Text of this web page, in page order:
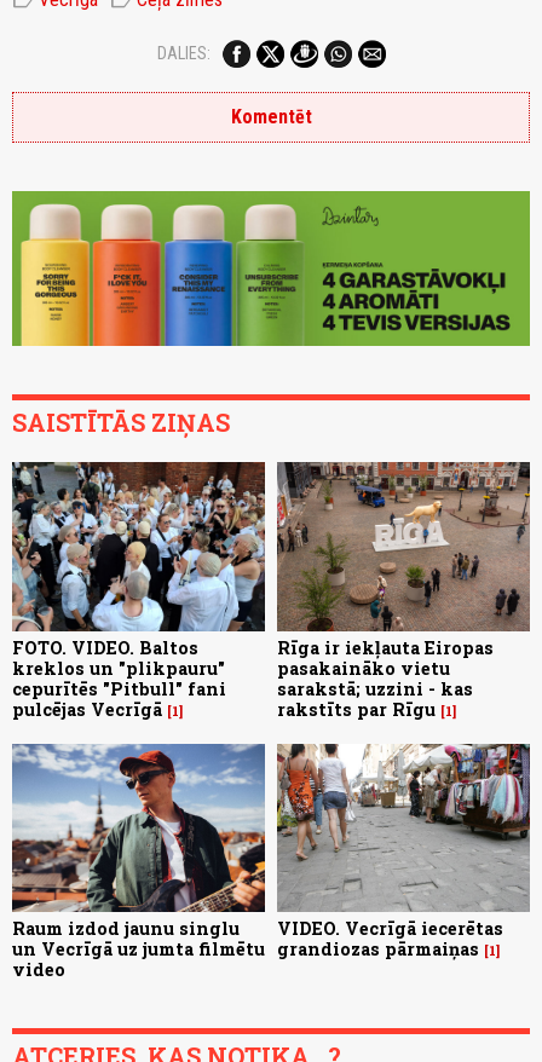
DALIES:
Komentēt
SAISTĪTĀS ZIŅAS
FOTO. VIDEO. Baltos
kreklos un "plikpauru"
cepurītēs "Pitbull" fani
pulcējas Vecrīgā 1
Rīga ir iekļauta Eiropas
pasakaināko vietu
sarakstā; uzzini - kas
rakstīts par Rīgu 1
Raum izdod jaunu singlu
un Vecrīgā uz jumta filmētu
video
VIDEO. Vecrīgā iecerētas
grandiozas pārmaiņas
1